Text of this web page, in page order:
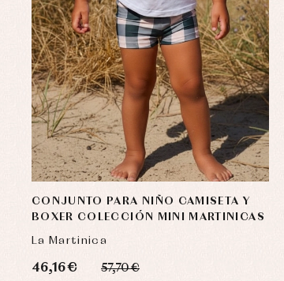
CONJUNTO PARA NIÑO CAMISETA Y
BOXER COLECCIÓN MINI MARTINICAS
La Martinica
46,16 € 57,70 €